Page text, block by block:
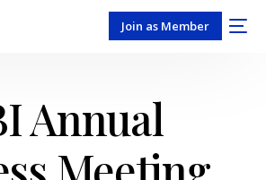
Join as Member
Annual